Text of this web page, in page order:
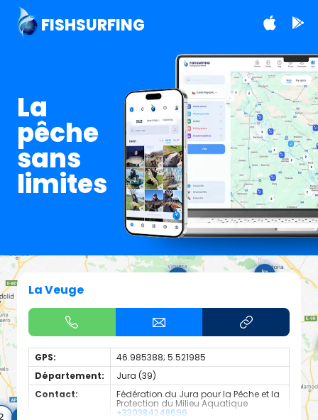
FISHSURFING
La
pêche
sans
limites
La Veuge
GPS:
46.985388; 5.521985
Département:
Jura (39)
Contact:
Fédération du Jura pour la Pêche et la
Protection du Milieu Aquatique
+330384248696